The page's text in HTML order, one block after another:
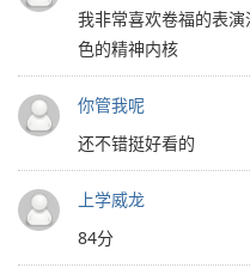
我非常喜欢卷福的表
色的精神内核
你管我呢
还不错挺好看的
上学威龙
84分